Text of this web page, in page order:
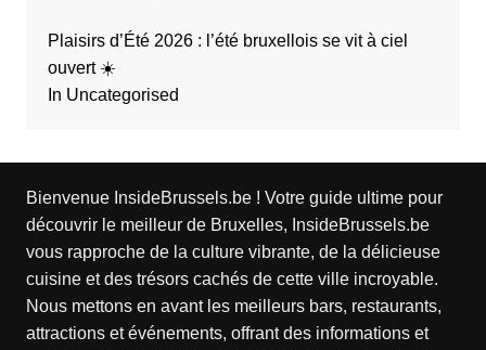
Plaisirs d’Été 2026 : l’été bruxellois se vit à ciel
ouvert ☀️
In Uncategorised
Bienvenue InsideBrussels.be ! Votre guide ultime pour
découvrir le meilleur de Bruxelles, InsideBrussels.be
vous rapproche de la culture vibrante, de la délicieuse
cuisine et des trésors cachés de cette ville incroyable.
Nous mettons en avant les meilleurs bars, restaurants,
attractions et événements, offrant des informations et